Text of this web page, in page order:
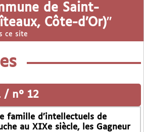
de Saint-
Côte-d’Or)"
ce site
/ n° 12
famille d’intellectuels de
au XIXe siècle, les Gagneur